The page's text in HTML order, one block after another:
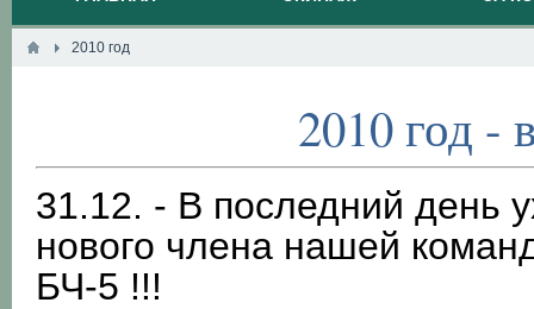
2010 год
2010 год -
31.12. - В последний день
нового члена нашей
БЧ-5 !!!